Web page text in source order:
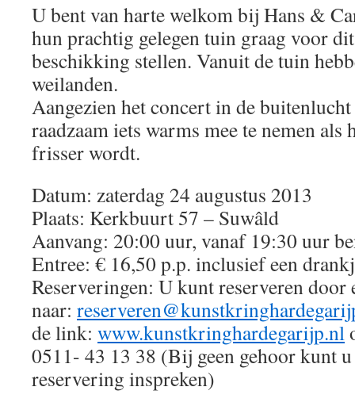
U bent van harte welkom bij Hans &
hun prachtig gelegen tuin graag voor
beschikking stellen. Vanuit de tuin
weilanden.
Aangezien het concert in de
raadzaam iets warms mee te nemen als
frisser wordt.
Datum: zaterdag 24 augustus 2013
Plaats: Kerkbuurt 57 – Suwâld
Aanvang: 20:00 uur, vanaf 19:30 uur
Entree: € 16,50 p.p. inclusief een
Reserveringen: U kunt reserveren door
naar:
de link: www.kunstkringhardegarijp.nl
0511- 43 13 38 (Bij geen gehoor kunt
reservering inspreken)